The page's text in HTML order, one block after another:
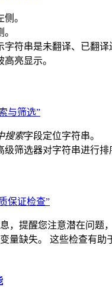
。
字符串是未翻译、已翻译
亮显示。
与筛选”
搜索字段定位字符串。
级筛选器对字符串进行排
保证检查”
，提醒您注意潜在问题
量缺失。 这些检查有助